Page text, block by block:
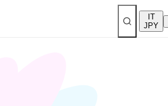
IT
JPY